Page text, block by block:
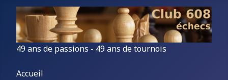
49 ans de passions - 49 ans de tournois
Accueil